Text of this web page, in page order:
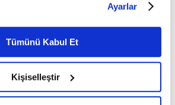
ilişkin detaylı bilgi için
Çerez Bilgilendirme
Korunması Kanunu uyarınca
ziyaretiniz kapsamında
işleme faaliyetleri ile ilgili daha
Ayarlar
Tümünü Kabul Et
Kişiselleştir